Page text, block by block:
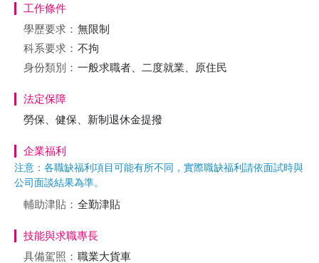
工作條件
學歷要求： 無限制
科系要求： 不拘
身份類別： 一般求職者、二度就業、原住民
法定保障
勞保、健保、新制退休金提撥
企業福利
注意：各職缺福利項目可能有所不同，實際職缺福利請依面試時與
公司面談結果為準。
輔助津貼： 全勤津貼
技能與求職專長
具備駕照： 職業大貨車